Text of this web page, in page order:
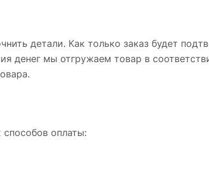
детали. Как только заказ будет
денег мы отгружаем товар в
оплаты: